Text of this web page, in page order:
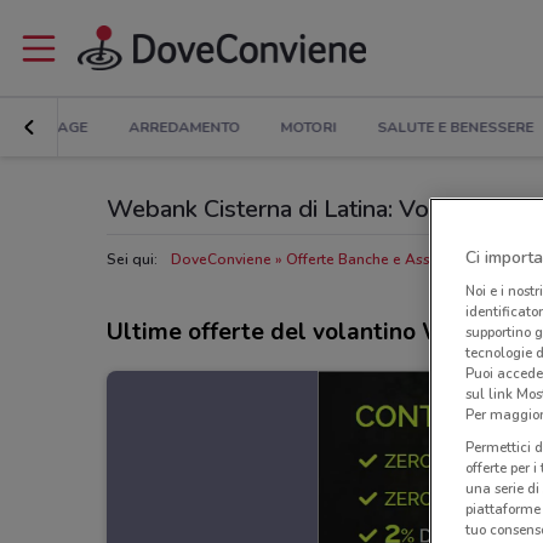
BRICOLAGE ARREDAMENTO MOTORI SALUTE E BENESSERE
Webank Cisterna di Latina: Volantino,
Sei qui: DoveConviene Offerte Banche e Assicurazioni a
Ultime offerte del volantino Webank
Ci
Noi e i nostri
supportino
tecnologie
Puoi
sul link
Per
Permettici
offerte per
una serie
piattaforme
tuo